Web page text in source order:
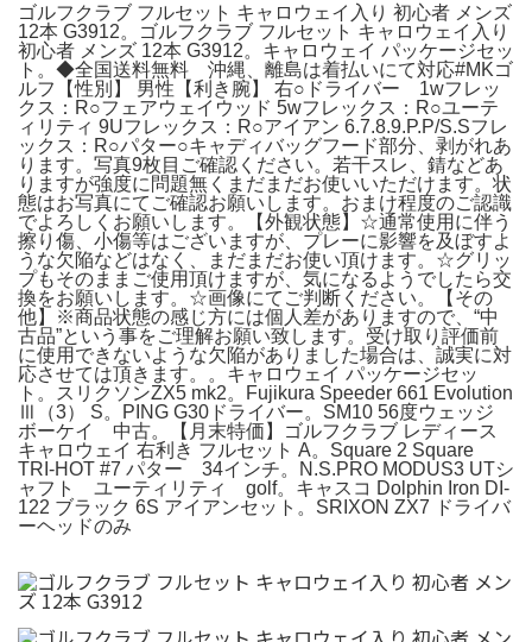
ゴルフクラブ フルセット キャロウェイ入り 初心者 メンズ
12本 G3912。ゴルフクラブ フルセット キャロウェイ入り
初心者 メンズ 12本 G3912。キャロウェイ パッケージセッ
ト。◆全国送料無料 沖縄、離島は着払いにて対応#MKゴ
ルフ【性別】 男性【利き腕】 右○ドライバー 1wフレッ
クス：R○フェアウェイウッド 5wフレックス：R○ユーテ
ィリティ 9Uフレックス：R○アイアン 6.7.8.9.P.P/S.Sフレ
ックス：R○パター○キャディバッグフード部分、剥がれあ
ります。写真9枚目ご確認ください。若干スレ、錆などあ
りますが強度に問題無くまだまだお使いいただけます。状
態はお写真にてご確認お願いします。おまけ程度のご認識
でよろしくお願いします。【外観状態】☆通常使用に伴う
擦り傷、小傷等はございますが、プレーに影響を及ぼすよ
うな欠陥などはなく、まだまだお使い頂けます。☆グリッ
プもそのままご使用頂けますが、気になるようでしたら交
換をお願いします。☆画像にてご判断ください。【その
他】※商品状態の感じ方には個人差がありますので、“中
古品”という事をご理解お願い致します。受け取り評価前
に使用できないような欠陥がありました場合は、誠実に対
応させては頂きます。。キャロウェイ パッケージセッ
ト。スリクソンZX5 mk2。Fujikura Speeder 661 Evolution
Ⅲ（3） S。PING G30ドライバー。SM10 56度ウェッジ
ボーケイ 中古。【月末特価】ゴルフクラブ レディース
キャロウェイ 右利き フルセット A。Square 2 Square
TRI-HOT #7 パター 34インチ。N.S.PRO MODUS3 UTシ
ャフト ユーティリティ golf。キャスコ Dolphin Iron DI-
122 ブラック 6S アイアンセット。SRIXON ZX7 ドライバ
ーヘッドのみ